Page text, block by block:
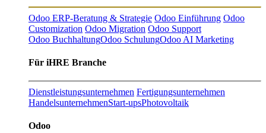
Odoo ERP-Beratung & Strategie Odoo Einführung Odoo
Customization Odoo Migration Odoo Support
Odoo BuchhaltungOdoo SchulungOdoo AI Marketing
Für iHRE Branche
Dienstleistungsunternehmen Fertigungsunternehmen
HandelsunternehmenStart-upsPhotovoltaik
Odoo